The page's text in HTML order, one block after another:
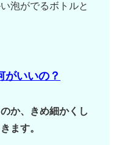
泡がでるボトルと
がいいの？
か、きめ細かくし
ます。